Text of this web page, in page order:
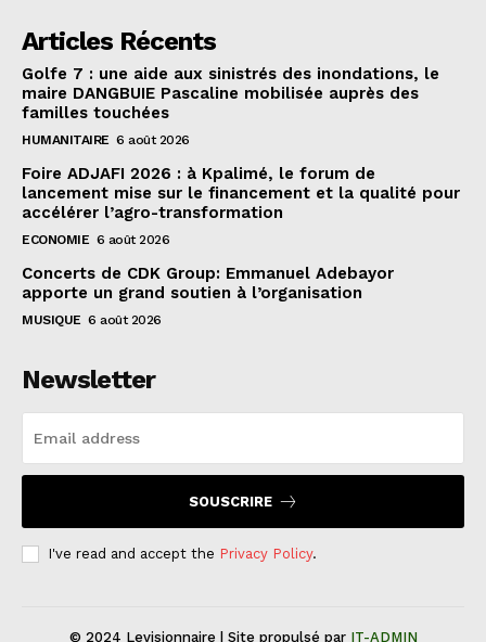
Articles Récents
Golfe 7 : une aide aux sinistrés des inondations, le
maire DANGBUIE Pascaline mobilisée auprès des
familles touchées
HUMANITAIRE 6 août 2026
Foire ADJAFI 2026 : à Kpalimé, le forum de
lancement mise sur le financement et la qualité pour
accélérer l’agro-transformation
ECONOMIE 6 août 2026
Concerts de CDK Group: Emmanuel Adebayor
apporte un grand soutien à l’organisation
MUSIQUE 6 août 2026
Newsletter
SOUSCRIRE
I've read and accept the Privacy Policy.
© 2024 Levisionnaire | Site propulsé par IT-ADMIN